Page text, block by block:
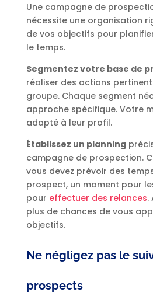
Une campagne de
nécessite une organisation
de vos objectifs pour
le temps.
Segmentez votre base de
réaliser des actions
groupe. Chaque segment
approche spécifique. Votre
adapté à leur profil.
Établissez un planning
campagne de prospection.
vous devez prévoir des
prospect, un moment pour
pour effectuer des relances.
plus de chances de vous
objectifs.
Ne négligez pas le
prospects